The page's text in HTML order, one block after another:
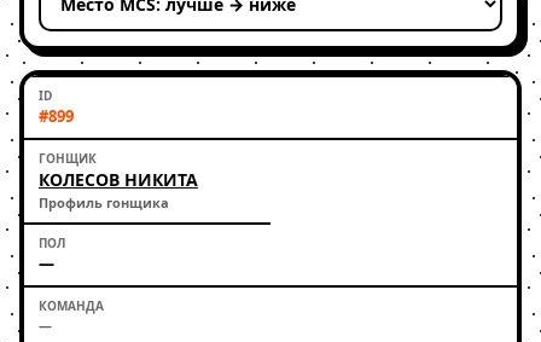
#899
КОЛЕСОВ НИКИТА
Профиль гонщика
—
—